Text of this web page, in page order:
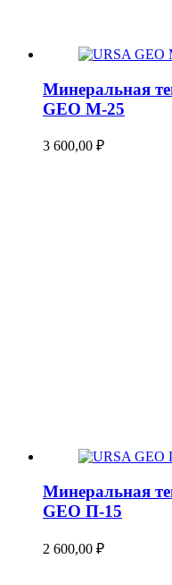
Минеральная
GEO М-25
3 600,00 ₽
Минеральная
GEO П-15
2 600,00 ₽